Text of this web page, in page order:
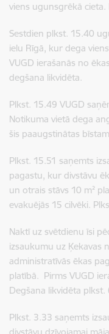
viens ugunsgrēkā
Sestdien plkst. 15.40
ielu Rīgā, kur dega
VUGD ierašanās no
degšana likvidēta.
Plkst. 15.49 VUGD
Notikuma vietā dega
šis paaugstinātas
Plkst. 15.51 saņemts
pagastu, kur divstāvu
un otrais stāvs 10 m²
evakuējās 15 cilvēki.
Naktī uz svētdienu īsi
izsaukumu uz Ķekavas
administratīvās ēkas
platībā. Pirms VUGD
Degšana likvidēta plkst.
Plkst. 3.33 saņemts